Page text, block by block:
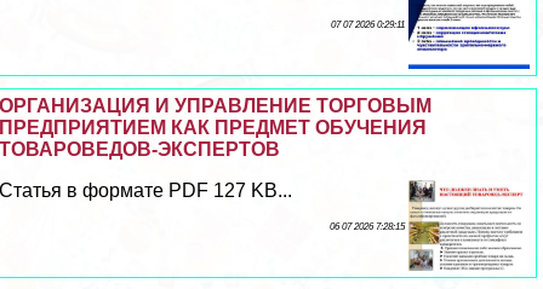
07 07 2026 0:29:11
ОРГАНИЗАЦИЯ И УПРАВЛЕНИЕ ТОРГОВЫМ
ПРЕДПРИЯТИЕМ КАК ПРЕДМЕТ ОБУЧЕНИЯ
ТОВАРОВЕДОВ-ЭКСПЕРТОВ
Статья в формате PDF 127 KB...
06 07 2026 7:28:15